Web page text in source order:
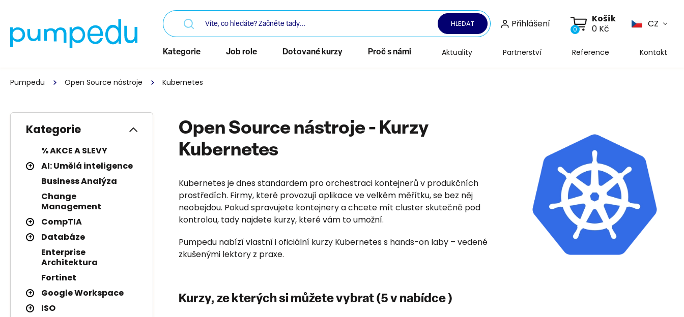
HLEDAT Přihlášení 0
Košík
0 Kč
CZ
Kategorie Job role Dotované kurzy Proč s námi Aktuality Partnerství Reference Kontakt
Pumpedu Open Source nástroje Kubernetes
Kategorie
% AKCE A SLEVY
AI: Umělá inteligence
Business Analýza
Change
Management
CompTIA
Databáze
Enterprise
Architektura
Fortinet
Google Workspace
ISO
Open Source nástroje - Kurzy
Kubernetes
Kubernetes je dnes standardem pro orchestraci kontejnerů v produkčních
prostředích. Firmy, které provozují aplikace ve velkém měřítku, se bez něj
neobejdou. Pokud spravujete kontejnery a chcete mít cluster skutečně pod
kontrolou, tady najdete kurzy, které vám to umožní.
Pumpedu nabízí vlastní i oficiální kurzy Kubernetes s hands-on laby – vedené
zkušenými lektory z praxe.
Kurzy, ze kterých si můžete vybrat (5 v nabídce )